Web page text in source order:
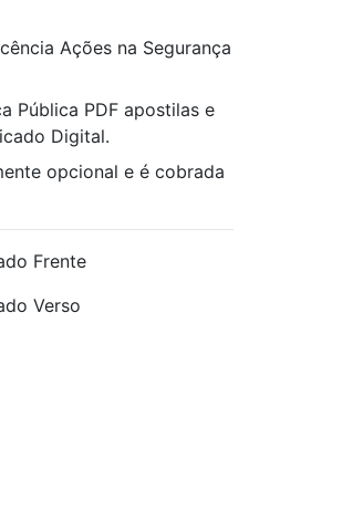
Ações na Segurança
Pública PDF apostilas e
Digital.
opcional e é cobrada